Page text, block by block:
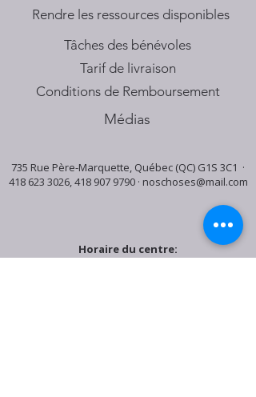
​Rendre les ressources disponibles
Tâches des bénévoles
Tarif de livraison
Conditions de Remboursement
Médias
735 Rue Père-Marquette, Québec (QC) G1S 3C1 ·
418 623 3026,418 907 9790· noschoses@mail.com
Horaire du centre: